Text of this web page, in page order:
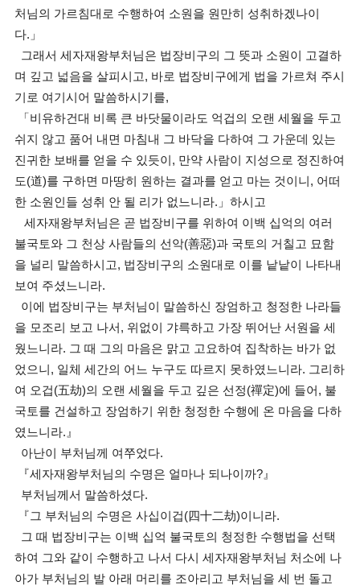
처님의 가르침대로 수행하여 소원을 원만히 성취하겠나이
다.」
그래서 세자재왕부처님은 법장비구의 그 뜻과 소원이 고결하
며 깊고 넓음을 살피시고, 바로 법장비구에게 법을 가르쳐 주시
기로 여기시어 말씀하시기를,
「비유하건대 비록 큰 바닷물이라도 억겁의 오랜 세월을 두고
쉬지 않고 품어 내면 마침내 그 바닥을 다하여 그 가운데 있는
진귀한 보배를 얻을 수 있듯이, 만약 사람이 지성으로 정진하여
도(道)를 구하면 마땅히 원하는 결과를 얻고 마는 것이니, 어떠
한 소원인들 성취 안 될 리가 없느니라.」하시고
세자재왕부처님은 곧 법장비구를 위하여 이백 십억의 여러
불국토와 그 천상 사람들의 선악(善惡)과 국토의 거칠고 묘함
을 널리 말씀하시고, 법장비구의 소원대로 이를 낱낱이 나타내
보여 주셨느니라.
이에 법장비구는 부처님이 말씀하신 장엄하고 청정한 나라들
을 모조리 보고 나서, 위없이 갸륵하고 가장 뛰어난 서원을 세
웠느니라. 그 때 그의 마음은 맑고 고요하여 집착하는 바가 없
었으니, 일체 세간의 어느 누구도 따르지 못하였느니라. 그리하
여 오겁(五劫)의 오랜 세월을 두고 깊은 선정(禪定)에 들어, 불
국토를 건설하고 장엄하기 위한 청정한 수행에 온 마음을 다하
였느니라.』
아난이 부처님께 여쭈었다.
『세자재왕부처님의 수명은 얼마나 되나이까?』
부처님께서 말씀하셨다.
『그 부처님의 수명은 사십이겁(四十二劫)이니라.
그 때 법장비구는 이백 십억 불국토의 청정한 수행법을 선택
하여 그와 같이 수행하고 나서 다시 세자재왕부처님 처소에 나
아가 부처님의 발 아래 머리를 조아리고 부처님을 세 번 돌고